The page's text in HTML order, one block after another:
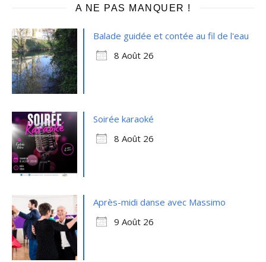
A NE PAS MANQUER !
Balade guidée et contée au fil de l'eau
8 Août 26
Soirée karaoké
8 Août 26
Après-midi danse avec Massimo
9 Août 26